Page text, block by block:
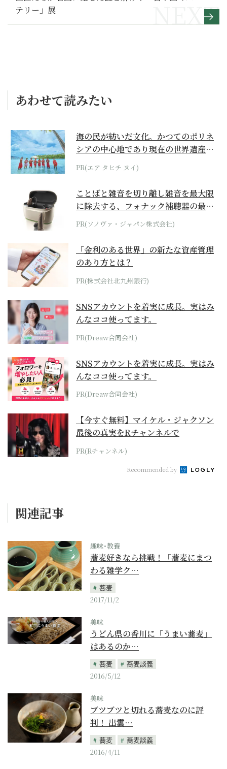
テリー」展
あわせて読みたい
海の民が紡いだ文化。かつてのポリネ
シアの中心地であり現在の世界遺産か
らみえてくる...
PR(エア タヒチ ヌイ)
ことばと雑音を切り離し雑音を最大限
に除去する、フォナック補聴器の最上
位モデル
PR(ソノヴァ・ジャパン株式会社)
「金利のある世界」の新たな資産管理
のあり方とは？
PR(株式会社北九州銀行)
SNSアカウントを着実に成長。実はみ
んなココ使ってます。
PR(Dreaw合同会社)
SNSアカウントを着実に成長。実はみ
んなココ使ってます。
PR(Dreaw合同会社)
【今すぐ無料】マイケル・ジャクソン
最後の真実をRチャンネルで
PR(Rチャンネル)
Recommended by
関連記事
趣味･教養
蕎麦好きなら挑戦！「蕎麦にまつ
わる雑学ク…
蕎麦
2017/11/2
美味
うどん県の香川に「うまい蕎麦」
はあるのか…
蕎麦
蕎麦談義
2016/5/12
美味
ブツブツと切れる蕎麦なのに評
判！ 出雲…
蕎麦
蕎麦談義
2016/4/11